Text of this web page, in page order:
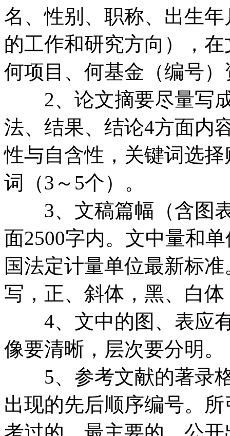
名、性别、职称、出生
的工作和研究方向），
何项目、何基金（编号
2、论文摘要尽量写成
法、结果、结论4方面内
性与自含性，关键词选
词（3～5个）。
3、文稿篇幅（含图表
面2500字内。文中量和
国法定计量单位最新标
写，正、斜体，黑、白
4、文中的图、表应有
像要清晰，层次要分明。
5、参考文献的著录格
出现的先后顺序编号。